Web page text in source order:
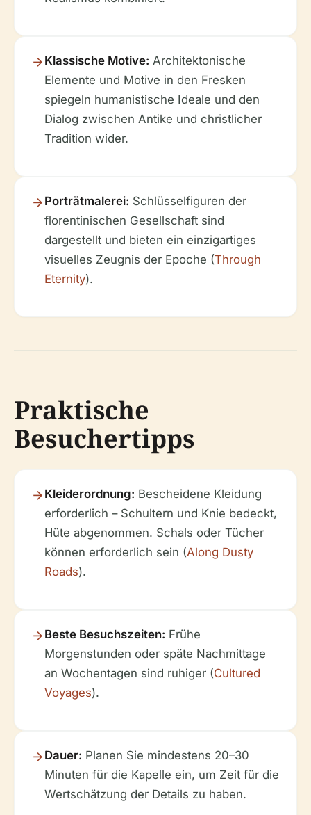
Klassische Motive: Architektonische
Elemente und Motive in den Fresken
spiegeln humanistische Ideale und den
Dialog zwischen Antike und christlicher
Tradition wider.
Porträtmalerei: Schlüsselfiguren der
florentinischen Gesellschaft sind
dargestellt und bieten ein einzigartiges
visuelles Zeugnis der Epoche (Through
Eternity).
Praktische
Besuchertipps
Kleiderordnung: Bescheidene Kleidung
erforderlich – Schultern und Knie bedeckt,
Hüte abgenommen. Schals oder Tücher
können erforderlich sein (Along Dusty
Roads).
Beste Besuchszeiten: Frühe
Morgenstunden oder späte Nachmittage
an Wochentagen sind ruhiger (Cultured
Voyages).
Dauer: Planen Sie mindestens 20–30
Minuten für die Kapelle ein, um Zeit für die
Wertschätzung der Details zu haben.